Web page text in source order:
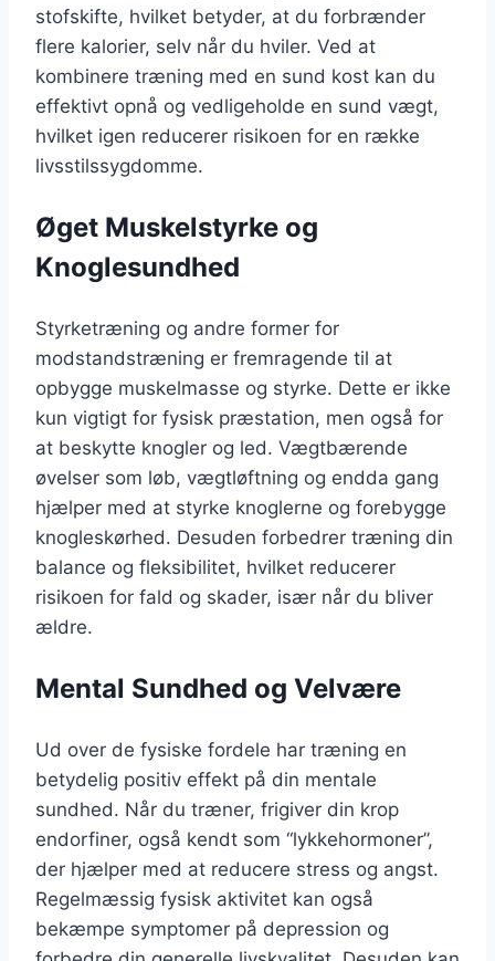
stofskifte, hvilket betyder, at du forbrænder
flere kalorier, selv når du hviler. Ved at
kombinere træning med en sund kost kan du
effektivt opnå og vedligeholde en sund vægt,
hvilket igen reducerer risikoen for en række
livsstilssygdomme.
Øget Muskelstyrke og
Knoglesundhed
Styrketræning og andre former for
modstandstræning er fremragende til at
opbygge muskelmasse og styrke. Dette er ikke
kun vigtigt for fysisk præstation, men også for
at beskytte knogler og led. Vægtbærende
øvelser som løb, vægtløftning og endda gang
hjælper med at styrke knoglerne og forebygge
knogleskørhed. Desuden forbedrer træning din
balance og fleksibilitet, hvilket reducerer
risikoen for fald og skader, især når du bliver
ældre.
Mental Sundhed og Velvære
Ud over de fysiske fordele har træning en
betydelig positiv effekt på din mentale
sundhed. Når du træner, frigiver din krop
endorfiner, også kendt som “lykkehormoner”,
der hjælper med at reducere stress og angst.
Regelmæssig fysisk aktivitet kan også
bekæmpe symptomer på depression og